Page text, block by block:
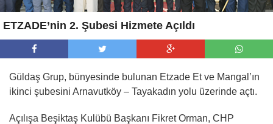
ETZADE’nin 2. Şubesi Hizmete Açıldı
Güldaş Grup, bünyesinde bulunan Etzade Et ve Mangal’ın
ikinci şubesini Arnavutköy – Tayakadın yolu üzerinde açtı.
Açılışa Beşiktaş Kulübü Başkanı Fikret Orman, CHP